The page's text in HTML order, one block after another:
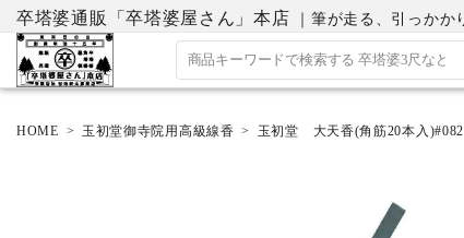
卒塔婆通販「卒塔婆屋さん」本店 ｜筆が走る、引っかかり
HOME 玉初堂御寺院用高級線香 玉初堂 大天香(角筋20本入